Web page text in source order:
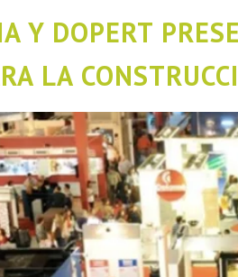
Y DOPERT
LA